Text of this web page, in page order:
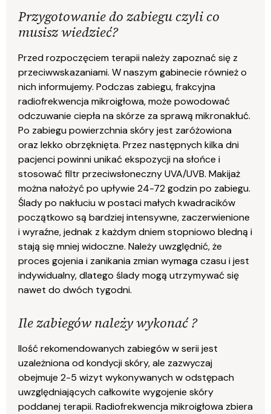
Przygotowanie do zabiegu czyli co
musisz wiedzieć?
Przed rozpoczęciem terapii należy zapoznać się z
przeciwwskazaniami. W naszym gabinecie również o
nich informujemy. Podczas zabiegu, frakcyjna
radiofrekwencja mikroigłowa, może powodować
odczuwanie ciepła na skórze za sprawą mikronakłuć.
Po zabiegu powierzchnia skóry jest zaróżowiona
oraz lekko obrzęknięta. Przez następnych kilka dni
pacjenci powinni unikać ekspozycji na słońce i
stosować filtr przeciwsłoneczny UVA/UVB. Makijaż
można nałożyć po upływie 24-72 godzin po zabiegu.
Ślady po nakłuciu w postaci małych kwadracików
początkowo są bardziej intensywne, zaczerwienione
i wyraźne, jednak z każdym dniem stopniowo bledną i
stają się mniej widoczne. Należy uwzględnić, że
proces gojenia i zanikania zmian wymaga czasu i jest
indywidualny, dlatego ślady mogą utrzymywać się
nawet do dwóch tygodni.
Ile zabiegów należy wykonać ?
Ilość rekomendowanych zabiegów w serii jest
uzależniona od kondycji skóry, ale zazwyczaj
obejmuje 2-5 wizyt wykonywanych w odstępach
uwzględniających całkowite wygojenie skóry
poddanej terapii. Radiofrekwencja mikroigłowa zbiera